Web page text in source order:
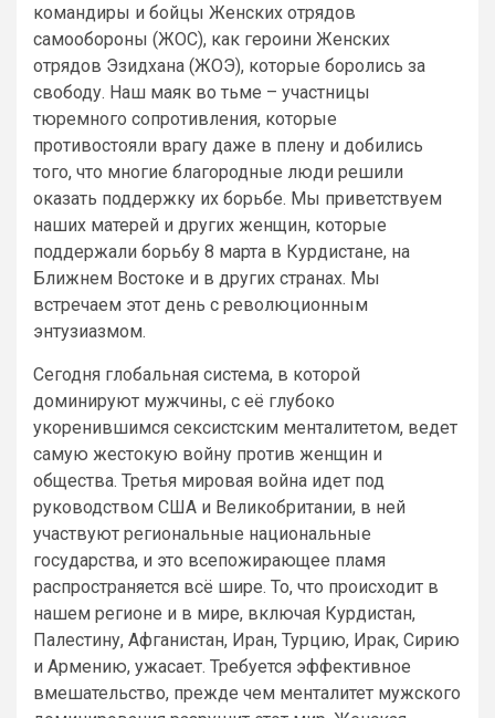
командиры и бойцы Женских отрядов
самообороны (ЖОС), как героини Женских
отрядов Эзидхана (ЖОЭ), которые боролись за
свободу. Наш маяк во тьме – участницы
тюремного сопротивления, которые
противостояли врагу даже в плену и добились
того, что многие благородные люди решили
оказать поддержку их борьбе. Мы приветствуем
наших матерей и других женщин, которые
поддержали борьбу 8 марта в Курдистане, на
Ближнем Востоке и в других странах. Мы
встречаем этот день с революционным
энтузиазмом.
Сегодня глобальная система, в которой
доминируют мужчины, с её глубоко
укоренившимся сексистским менталитетом, ведет
самую жестокую войну против женщин и
общества. Третья мировая война идет под
руководством США и Великобритании, в ней
участвуют региональные национальные
государства, и это всепожирающее пламя
распространяется всё шире. То, что происходит в
нашем регионе и в мире, включая Курдистан,
Палестину, Афганистан, Иран, Турцию, Ирак, Сирию
и Армению, ужасает. Требуется эффективное
вмешательство, прежде чем менталитет мужского